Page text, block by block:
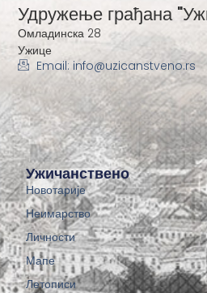
Ужичанствено
Новотарије
Неимарство
Личности
Мапе
Летописи
Удружење грађана
Омладинска 28
Ужице
Email: info@uzicanstveno.rs